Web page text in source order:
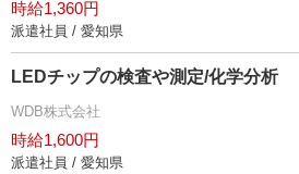
時給1,360円
派遣社員 / 愛知県
LEDチップの検査や測定/化学分析
WDB株式会社
時給1,600円
派遣社員 / 愛知県